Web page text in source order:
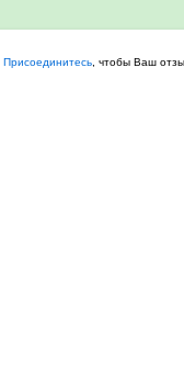
Присоединитесь , чтобы Ваш